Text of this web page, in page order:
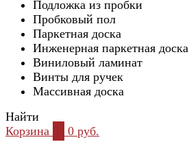
Подложка из пробки
Пробковый пол
Паркетная доска
Инженерная паркетная доска
Виниловый ламинат
Винты для ручек
Массивная доска
Найти
Корзина
0 руб.